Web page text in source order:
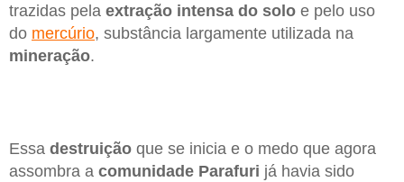
trazidas pela extração intensa do solo e pelo uso
do mercúrio, substância largamente utilizada na
mineração.
Essa destruição que se inicia e o medo que agora
assombra a comunidade Parafuri já havia sido